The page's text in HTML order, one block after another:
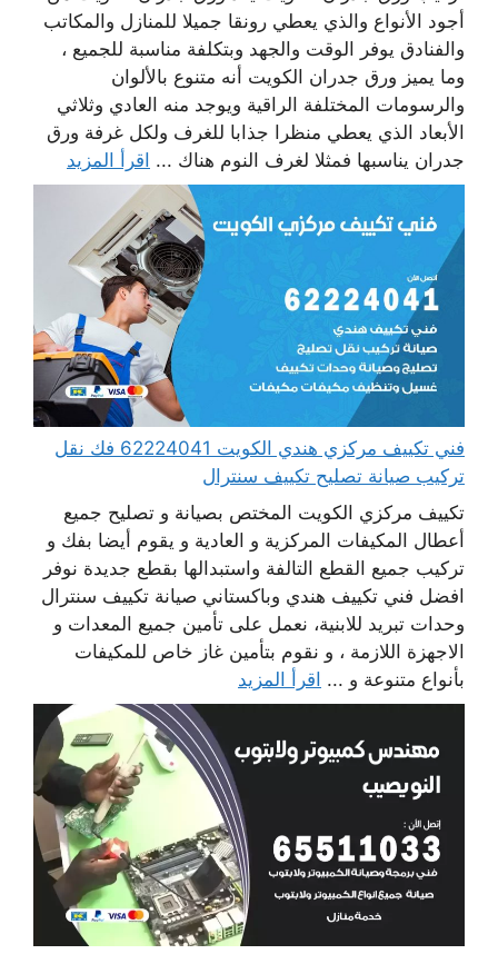
أجود الأنواع والذي يعطي رونقا جميلا للمنازل والمكاتب
والفنادق يوفر الوقت والجهد وبتكلفة مناسبة للجميع ،
وما يميز ورق جدران الكويت أنه متنوع بالألوان
والرسومات المختلفة الراقية ويوجد منه العادي وثلاثي
الأبعاد الذي يعطي منظرا جذابا للغرف ولكل غرفة ورق
جدران يناسبها فمثلا لغرف النوم هناك ... اقرأ المزيد
فني تكييف مركزي هندي الكويت 62224041 فك نقل
تركيب صيانة تصليح تكييف سنترال
تكييف مركزي الكويت المختص بصيانة و تصليح جميع
أعطال المكيفات المركزية و العادية و يقوم أيضا بفك و
تركيب جميع القطع التالفة واستبدالها بقطع جديدة نوفر
افضل فني تكييف هندي وباكستاني صيانة تكييف سنترال
وحدات تبريد للابنية، نعمل على تأمين جميع المعدات و
الاجهزة اللازمة ، و نقوم بتأمين غاز خاص للمكيفات
بأنواع متنوعة و ... اقرأ المزيد